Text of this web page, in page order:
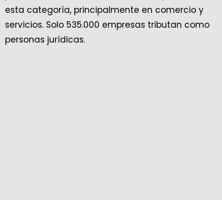
esta categoría, principalmente en comercio y
servicios. Solo 535.000 empresas tributan como
personas jurídicas.